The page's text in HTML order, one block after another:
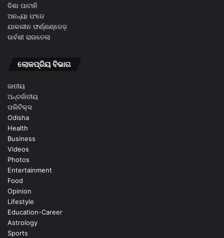
ଦିଶା ପାଟାନି
ଅନନ୍ୟା ପଂଡେ
ଯାକଲୀନ ଫର୍ଣ୍ଣଣ୍ଡେଜ଼
ଉର୍ବଶୀ ରାଉତେଲା
ଲୋକପ୍ରିୟ ବିଭାଗ
ଜାତୀୟ
ଅନ୍ତର୍ଜାତୀୟ
ପଲିଟିକ୍ସ
Odisha
Health
Business
Videos
Photos
Entertainment
Food
Opinion
Lifestyle
Education-Career
Astrology
Sports